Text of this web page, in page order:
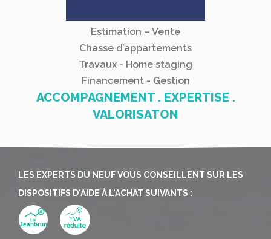
Estimation – Vente
Chasse d’appartements
Travaux - Home staging
Financement - Gestion
ACCOMPAGNEMENT . EXPERTISE .
VALORISATON
LES EXPERTS DU NEUF VOUS CONSEILLENT SUR LES
DISPOSITIFS D'AIDE À L'ACHAT SUIVANTS :